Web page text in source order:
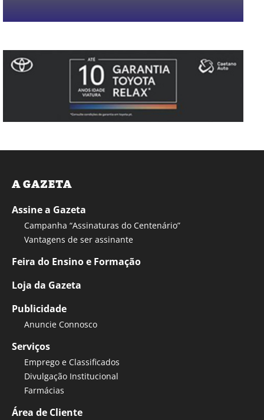
A GAZETA
Assine a Gazeta
Campanha “Assinaturas do Centenário”
Vantagens de ser assinante
Feira do Ensino e Formação
Loja da Gazeta
Publicidade
Anuncie Connosco
Serviços
Emprego e Classificados
Divulgação Institucional
Farmácias
Área de Cliente